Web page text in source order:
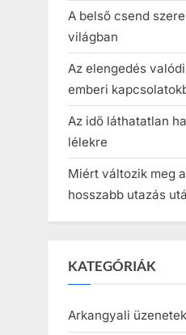
A belső csend
világban
Az elengedés
emberi
Az idő láthatatlan
lélekre
Miért változik meg
hosszabb utazás
KATEGÓRIÁK
Arkangyali üzenetek